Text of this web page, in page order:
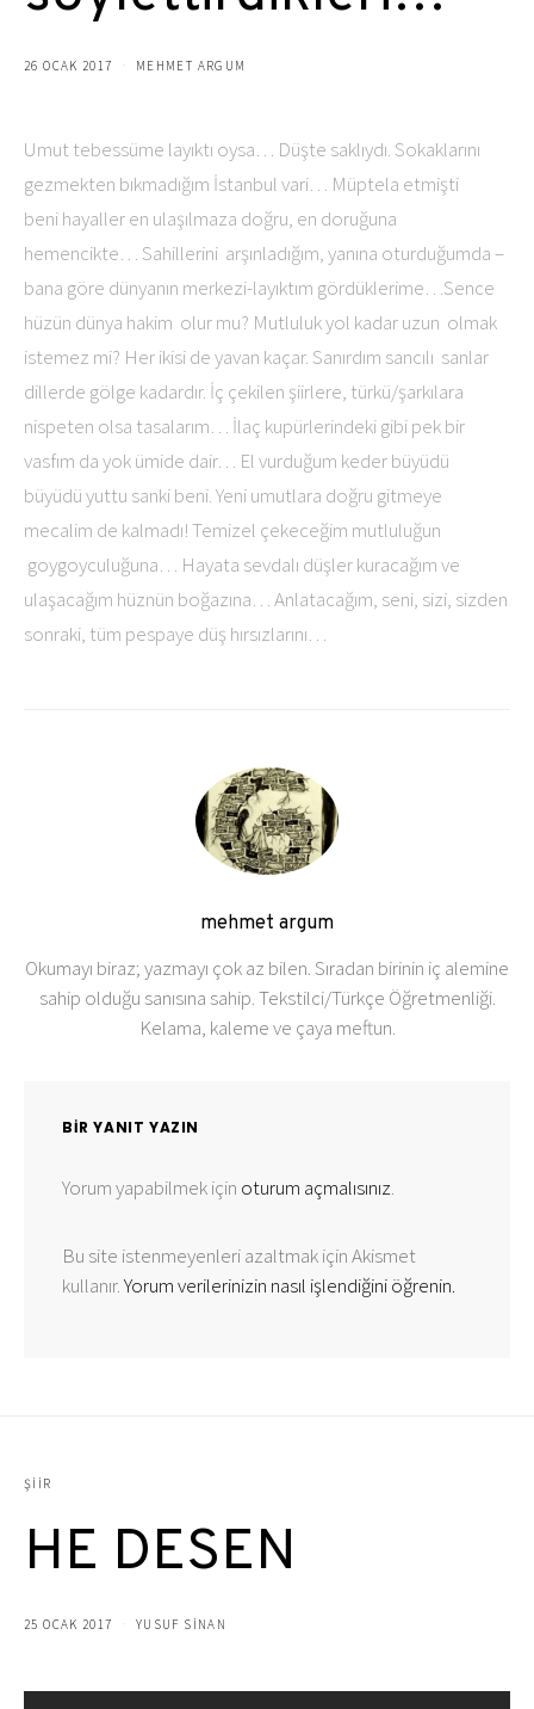
26 OCAK 2017 MEHMET ARGUM
Umut tebessüme layıktı oysa… Düşte saklıydı. Sokaklarını
gezmekten bıkmadığım İstanbul vari… Müptela etmişti
beni hayaller en ulaşılmaza doğru, en doruğuna
hemencikte… Sahillerini arşınladığım, yanına oturduğumda –
bana göre dünyanın merkezi-layıktım gördüklerime…Sence
hüzün dünya hakim olur mu? Mutluluk yol kadar uzun olmak
istemez mi? Her ikisi de yavan kaçar. Sanırdım sancılı sanlar
dillerde gölge kadardır. İç çekilen şiirlere, türkü/şarkılara
nispeten olsa tasalarım… İlaç kupürlerindeki gibi pek bir
vasfım da yok ümide dair… El vurduğum keder büyüdü
büyüdü yuttu sanki beni. Yeni umutlara doğru gitmeye
mecalim de kalmadı! Temizel çekeceğim mutluluğun
goygoyculuğuna… Hayata sevdalı düşler kuracağım ve
ulaşacağım hüznün boğazına… Anlatacağım, seni, sizi, sizden
sonraki, tüm pespaye düş hırsızlarını…
mehmet argum
Okumayı biraz; yazmayı çok az bilen. Sıradan birinin iç alemine
sahip olduğu sanısına sahip. Tekstilci/Türkçe Öğretmenliği.
Kelama, kaleme ve çaya meftun.
BIR YANIT YAZIN
Yorum yapabilmek için oturum açmalısınız.
Bu site istenmeyenleri azaltmak için Akismet
kullanır.Yorum verilerinizin nasıl işlendiğini öğrenin.
ŞIIR
HE DESEN
25 OCAK 2017 YUSUF SINAN